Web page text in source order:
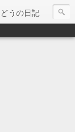
うの日記